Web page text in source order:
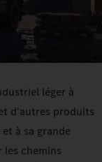
léger à
d'autres produits
à sa grande
chemins